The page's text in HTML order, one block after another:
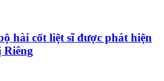
hài cốt liệt sĩ được phát hiện
Riêng